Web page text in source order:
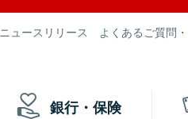
ニュースリリース よくあるご質問
銀行・保険